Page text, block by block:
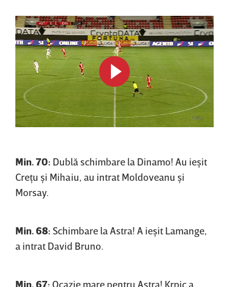
Min. 70: Dublă schimbare la Dinamo! Au ieşit
Creţu şi Mihaiu, au intrat Moldoveanu şi
Morsay.
Min. 68: Schimbare la Astra! A ieşit Lamange,
a intrat David Bruno.
Min. 67: Ocazie mare pentru Astra! Krpic a